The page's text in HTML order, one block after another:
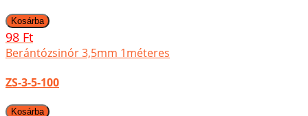
98 Ft
Berántózsinór 3,5mm 1méteres
ZS-3-5-100